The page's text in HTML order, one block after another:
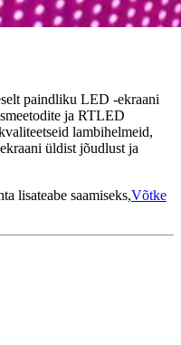
paindliku LED -ekraani
ja RTLED
lambihelmeid,
üldist jõudlust ja
lisateabe saamiseks,Võtke